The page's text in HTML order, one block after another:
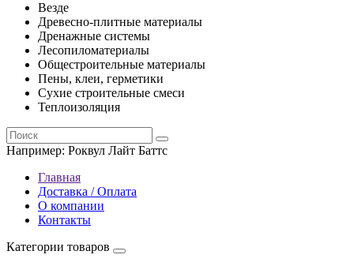
Везде
Древесно-плитные материалы
Дренажные системы
Лесопиломатериалы
Общестроительные материалы
Пены, клеи, герметики
Сухие строительные смеси
Теплоизоляция
Например: Роквул Лайт Баттс
Главная
Доставка / Оплата
О компании
Контакты
Категории товаров